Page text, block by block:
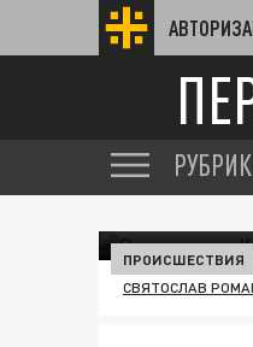
ПРОИСШЕСТВИЯ
СВЯТОСЛАВ